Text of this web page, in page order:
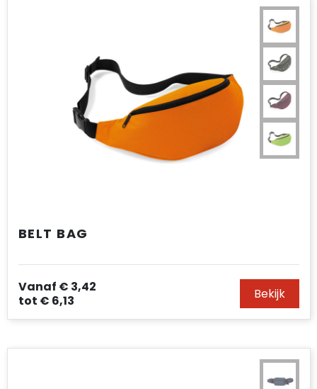
BELT BAG
Vanaf € 3,42
tot € 6,13 Bekijk